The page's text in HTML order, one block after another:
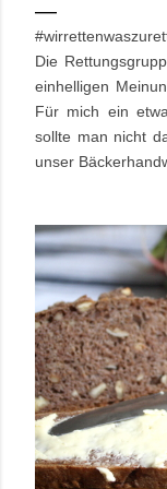
Die
einhelligen
Für mich ein
sollte man nicht
unser